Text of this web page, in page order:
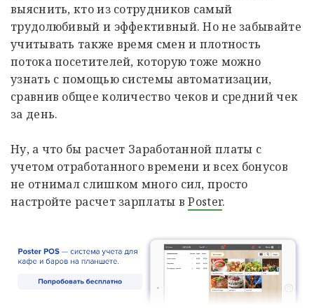
выяснить, кто из сотрудников самый
трудолюбивый и эффективный. Но не забывайте
учитывать также время смен и плотность
потока посетителей, которую тоже можно
узнать с помощью системы автоматизации,
сравнив общее количество чеков и средний чек
за день.
Ну, а что бы расчет Заработанной платы с
учетом отработанного времени и всех бонусов
не отнимал слишком много сил, просто
настройте расчет зарплаты вPoster.